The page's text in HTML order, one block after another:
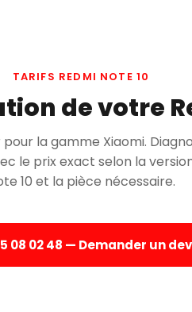
TARIFS REDMI NOTE 10
de votre
la gamme Xiaomi.
le prix exact selon la
10 et la pièce nécessaire.
08 02 48 — Demander un